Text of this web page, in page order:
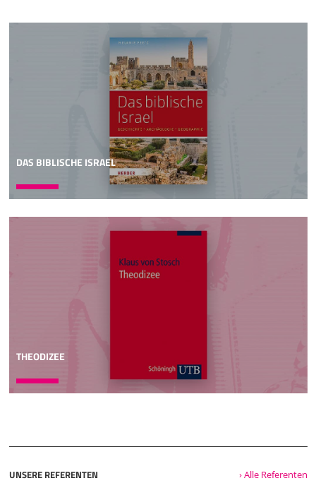
DAS BIBLISCHE ISRAEL
THEODIZEE
UNSERE REFERENTEN › Alle Referenten